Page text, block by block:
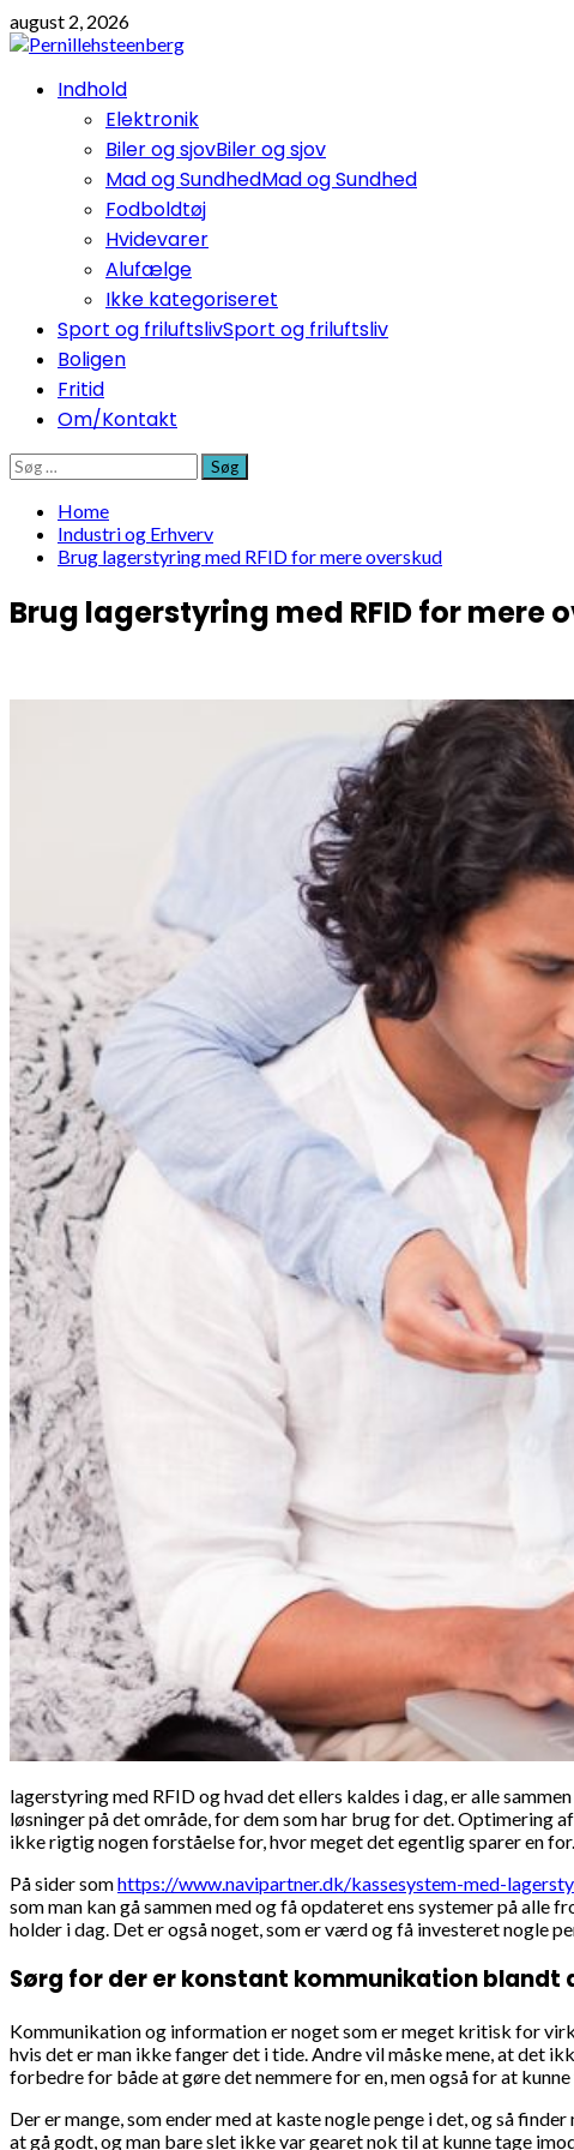
Skip
to
august 2, 2026
PrimaryIndhold
Elektronik
Biler og sjovBiler og sjov
Mad og SundhedMad og Sundhed
Fodboldtøj
Hvidevarer
Alufælge
Ikke kategoriseret
Sport og friluftslivSport og friluftsliv
Boligen
Fritid
Om/Kontakt
Søg
efter:
Home
Industri og Erhverv
Brug lagerstyring med RFID for mere overskud
Brug lagerstyring med RFID for mere
lagerstyring med RFID og hvad det ellers kaldes i dag, er alle
løsninger på det område, for dem som har brug for det. Optimering
ikke rigtig nogen forståelse for, hvor meget det egentlig sparer en for.
På sider somhttps://www.navipartner.dk/kassesystem-med-
som man kan gå sammen med og få opdateret ens systemer på alle
holder i dag. Det er også noget, som er værd og få investeret nogle
Sørg for der er konstant kommunikation blandt
Kommunikation og information er noget som er meget kritisk for
hvis det er man ikke fanger det i tide. Andre vil måske mene, at det
forbedre for både at gøre det nemmere for en, men også for at
Der er mange, som ender med at kaste nogle penge i det, og så
at gå godt, og man bare slet ikke var gearet nok til at kunne tage